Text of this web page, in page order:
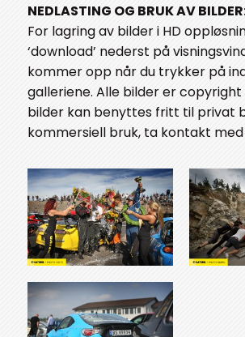
NEDLASTING OG BRUK AV
For lagring av bilder i HD
‘download’ nederst på
kommer opp når du trykker på
galleriene. Alle bilder er
bilder kan benyttes fritt til privat
kommersiell bruk, ta kontakt